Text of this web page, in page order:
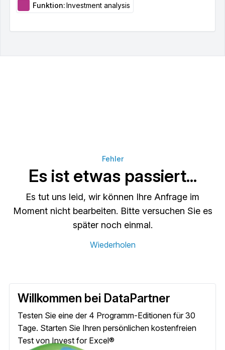
Funktion:Investment analysis
Fehler
Es ist etwas passiert...
Es tut uns leid, wir können Ihre Anfrage im
Moment nicht bearbeiten. Bitte versuchen Sie es
später noch einmal.
Wiederholen
Willkommen bei DataPartner
Testen Sie eine der 4 Programm-Editionen für 30
Tage. Starten Sie Ihren persönlichen kostenfreien
Test von Invest for Excel®